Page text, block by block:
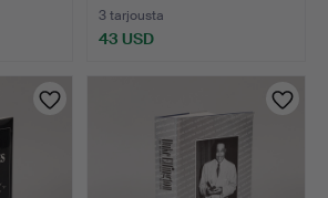
3 tarjousta
43 USD